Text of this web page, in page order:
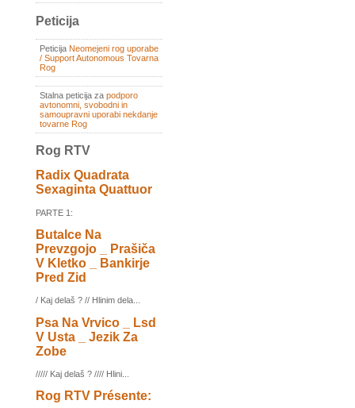
Peticija
Peticija Neomejeni rog uporabe
/ Support Autonomous Tovarna
Rog
Stalna peticija za podporo
avtonomni, svobodni in
samoupravni uporabi nekdanje
tovarne Rog
Rog RTV
Radix Quadrata
Sexaginta Quattuor
PARTE 1:
Butalce Na
Prevzgojo _ Prašiča
V Kletko _ Bankirje
Pred Zid
/ Kaj delaš ? // Hlinim dela...
Psa Na Vrvico _ Lsd
V Usta _ Jezik Za
Zobe
///// Kaj delaš ? //// Hlini...
Rog RTV Présente: